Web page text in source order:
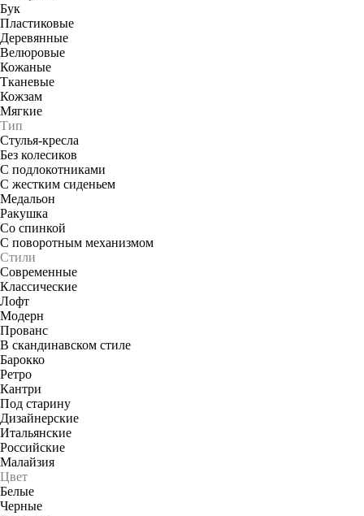
Бук
Пластиковые
Деревянные
Велюровые
Кожаные
Тканевые
Кожзам
Мягкие
Тип
Стулья-кресла
Без колесиков
С подлокотниками
С жестким сиденьем
Медальон
Ракушка
Со спинкой
С поворотным механизмом
Стили
Современные
Классические
Лофт
Модерн
Прованс
В скандинавском стиле
Барокко
Ретро
Кантри
Под старину
Дизайнерские
Итальянские
Российские
Малайзия
Цвет
Белые
Черные